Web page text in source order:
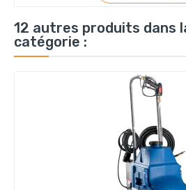
12 autres produits dans
catégorie :